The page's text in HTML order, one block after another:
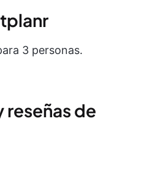
3 personas.
reseñas de